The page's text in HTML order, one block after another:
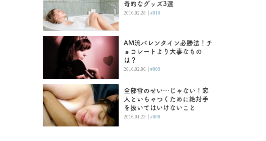
奇的なグッズ3選
2016.02.28 | #010
AM流バレンタイン必勝法！チ
ョコレートより大事なもの
は？
2016.02.06 | #009
全部雪のせい…じゃない！恋
人といちゃつくために絶対手
を抜いてはいけないこと
2016.01.23 | #008